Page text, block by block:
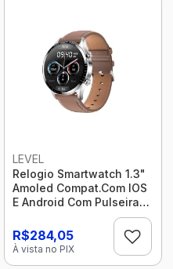
LEVEL
Relogio Smartwatch 1.3"
Amoled Compat.Com IOS
E Android Com Pulseira
De Couro Marrom Lvw-50
Level
R$284,05
À vista no PIX